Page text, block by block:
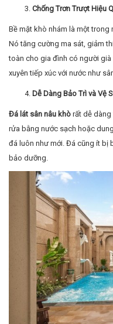
Chống Trơn Trượt Hiệu
Bề mặt khò nhám là một trong
Nó tăng cường ma sát, giảm
toàn cho gia đình có người già
xuyên tiếp xúc với nước như
Dễ Dàng Bảo Trì và Vệ
Đá lát sân nâu khò rất dễ dàng
rửa bằng nước sạch hoặc
đá luôn như mới. Đá cũng ít bị
bảo dưỡng.